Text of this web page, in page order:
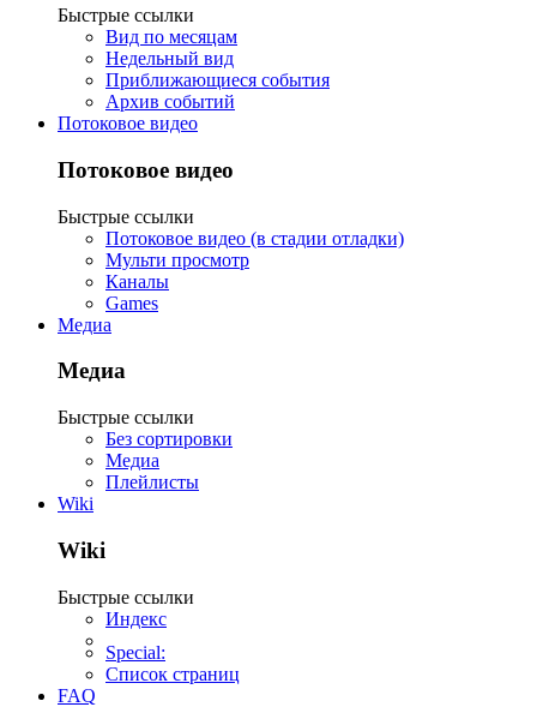
Быстрые ссылки
Вид по месяцам
Недельный вид
Приближающиеся события
Архив событий
Потоковое видео
Потоковое видео
Быстрые ссылки
Потоковое видео (в стадии отладки)
Мульти просмотр
Каналы
Games
Медиа
Медиа
Быстрые ссылки
Без сортировки
Медиа
Плейлисты
Wiki
Wiki
Быстрые ссылки
Индекс
Special:
Список страниц
FAQ